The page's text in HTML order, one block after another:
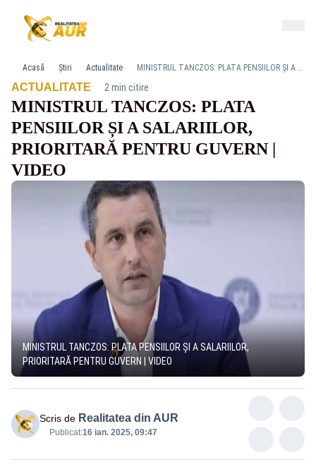
Acasă Știri Actualitate MINISTRUL TANCZOS: PLATA PENSIILOR ȘI A SALARIILOR, PRIORITARĂ PENTRU GUVERN | VIDEO
ACTUALITATE· 2 min citire
MINISTRUL TANCZOS: PLATA
PENSIILOR ȘI A SALARIILOR,
PRIORITARĂ PENTRU GUVERN |
VIDEO
MINISTRUL TANCZOS: PLATA PENSIILOR ȘI A SALARIILOR,
PRIORITARĂ PENTRU GUVERN | VIDEO
Scris de Realitatea din AUR
Publicat:16 ian. 2025, 09:47